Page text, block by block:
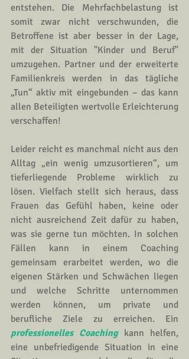
entstehen. Die Mehrfachbelastung ist
somit zwar nicht verschwunden, die
Betroffene ist aber besser in der Lage,
mit der Situation "Kinder und Beruf"
umzugehen. Partner und der erweiterte
Familienkreis werden in das tägliche
„Tun“ aktiv mit eingebunden – das kann
allen Beteiligten wertvolle Erleichterung
verschaffen!
Leider reicht es manchmal nicht aus den
Alltag „ein wenig umzusortieren“, um
tieferliegende Probleme wirklich zu
lösen. Vielfach stellt sich heraus, dass
Frauen das Gefühl haben, keine oder
nicht ausreichend Zeit dafür zu haben,
was sie gerne tun möchten. In solchen
Fällen kann in einem Coaching
gemeinsam erarbeitet werden, wo die
eigenen Stärken und Schwächen liegen
und welche Schritte unternommen
werden können, um private und
professionelles Coaching kann helfen,
eine unbefriedigende Situation in eine